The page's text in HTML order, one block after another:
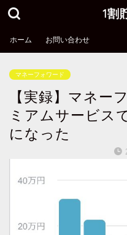
1割
ホーム お問い合わせ
マネーフォワード
【実録】マネー
ミアムサービス
になった